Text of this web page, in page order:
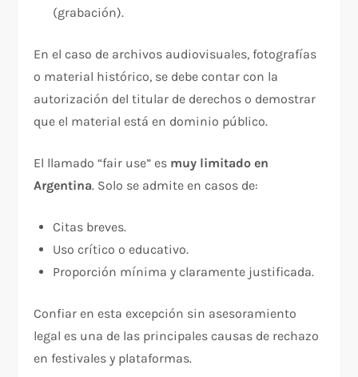
(grabación).
En el caso de archivos audiovisuales, fotografías
o material histórico, se debe contar con la
autorización del titular de derechos o demostrar
que el material está en dominio público.
El llamado “fair use” es muy limitado en
Argentina. Solo se admite en casos de:
Citas breves.
Uso crítico o educativo.
Proporción mínima y claramente justificada.
Confiar en esta excepción sin asesoramiento
legal es una de las principales causas de rechazo
en festivales y plataformas.